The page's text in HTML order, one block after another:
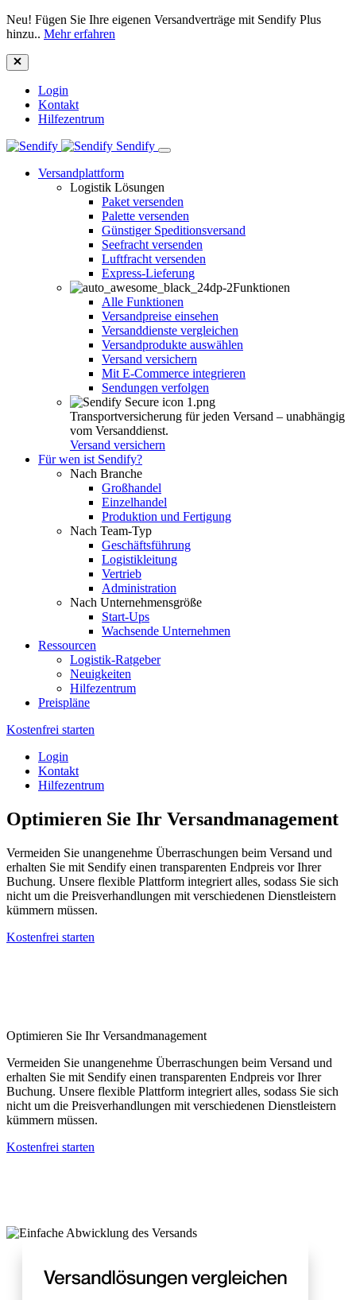
Neu! Fügen Sie Ihre eigenen Versandverträge mit Sendify Plus
hinzu.. Mehr erfahren
Login
Kontakt
Hilfezentrum
Sendify
Versandplattform
Logistik Lösungen
Paket versenden
Palette versenden
Günstiger Speditionsversand
Seefracht versenden
Luftfracht versenden
Express-Lieferung
Funktionen
Alle Funktionen
Versandpreise einsehen
Versanddienste vergleichen
Versandprodukte auswählen
Versand versichern
Mit E-Commerce integrieren
Sendungen verfolgen
Transportversicherung für jeden Versand – unabhängig
vom Versanddienst.
Versand versichern
Für wen ist Sendify?
Nach Branche
Großhandel
Einzelhandel
Produktion und Fertigung
Nach Team-Typ
Geschäftsführung
Logistikleitung
Vertrieb
Administration
Nach Unternehmensgröße
Start-Ups
Wachsende Unternehmen
Ressourcen
Logistik-Ratgeber
Neuigkeiten
Hilfezentrum
Preispläne
Kostenfrei starten
Login
Kontakt
Hilfezentrum
Optimieren Sie Ihr Versandmanagement
Vermeiden Sie unangenehme Überraschungen beim Versand und
erhalten Sie mit Sendify einen transparenten Endpreis vor Ihrer
Buchung. Unsere flexible Plattform integriert alles, sodass Sie sich
nicht um die Preisverhandlungen mit verschiedenen Dienstleistern
kümmern müssen.
Kostenfrei starten
Optimieren Sie Ihr Versandmanagement
Vermeiden Sie unangenehme Überraschungen beim Versand und
erhalten Sie mit Sendify einen transparenten Endpreis vor Ihrer
Buchung. Unsere flexible Plattform integriert alles, sodass Sie sich
nicht um die Preisverhandlungen mit verschiedenen Dienstleistern
kümmern müssen.
Kostenfrei starten